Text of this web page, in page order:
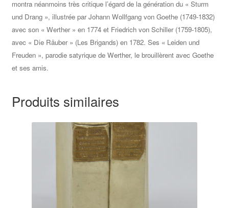
montra néanmoins très critique l’égard de la génération du « Sturm
und Drang », illustrée par Johann Wollfgang von Goethe (1749-1832)
avec son « Werther » en 1774 et Friedrich von Schiller (1759-1805),
avec « Die Räuber » (Les Brigands) en 1782. Ses « Leiden und
Freuden », parodie satyrique de Werther, le brouillèrent avec Goethe
et ses amis.
Produits similaires